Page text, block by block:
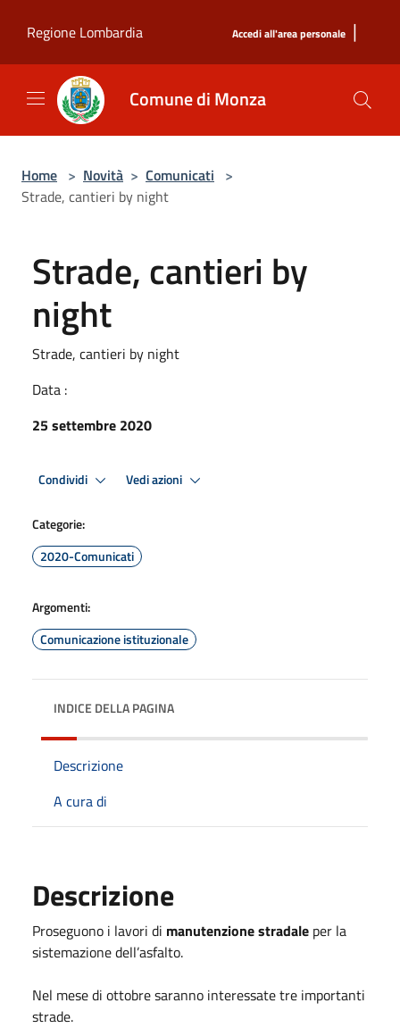
Regione Lombardia
Accedi all'area personale |
Comune di Monza
Home > Novità > Comunicati >
Strade, cantieri by night
Strade, cantieri by
night
Strade, cantieri by night
Data :
25 settembre 2020
Condividi Vedi azioni
Categorie:
2020-Comunicati
Argomenti:
Comunicazione istituzionale
INDICE DELLA PAGINA
Descrizione
A cura di
Descrizione
Proseguono i lavori di manutenzione stradale per la
sistemazione dell’asfalto.
Nel mese di ottobre saranno interessate tre importanti
strade.